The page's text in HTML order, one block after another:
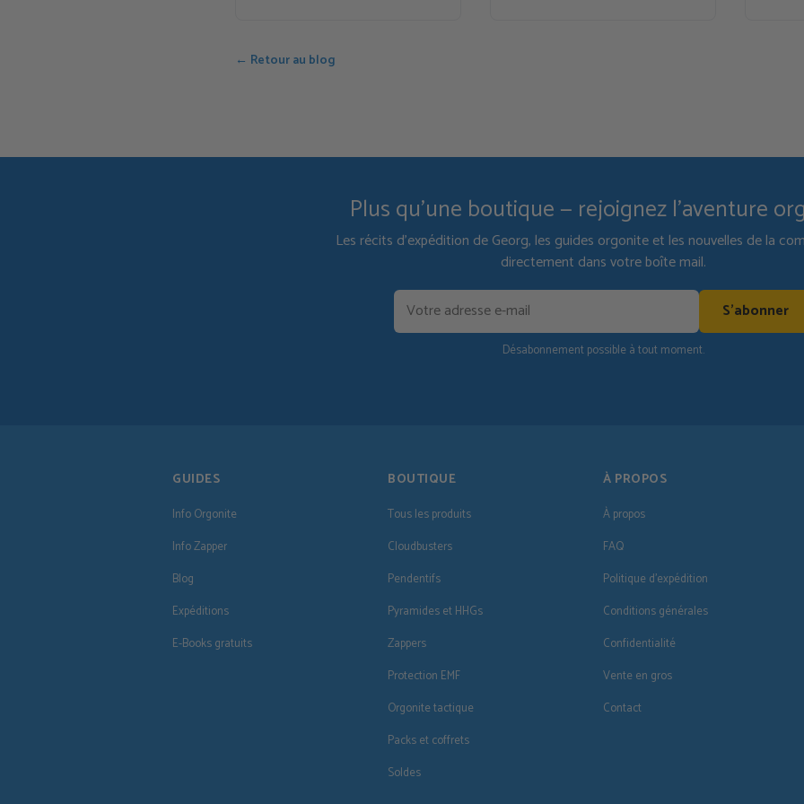
← Retour au blog
Plus qu'une boutique — rejoignez l'aventure
Les récits d'expédition de Georg, les guides orgonite et les nouvelles de la
directement dans votre boîte mail.
S'abonner
Désabonnement possible à tout moment.
GUIDES
Info Orgonite
Info Zapper
Blog
Expéditions
E-Books gratuits
BOUTIQUE
Tous les produits
Cloudbusters
Pendentifs
Pyramides et HHGs
Zappers
Protection EMF
Orgonite tactique
Packs et coffrets
Soldes
À PROPOS
À propos
FAQ
Politique d'expédition
Conditions générales
Confidentialité
Vente en gros
Contact